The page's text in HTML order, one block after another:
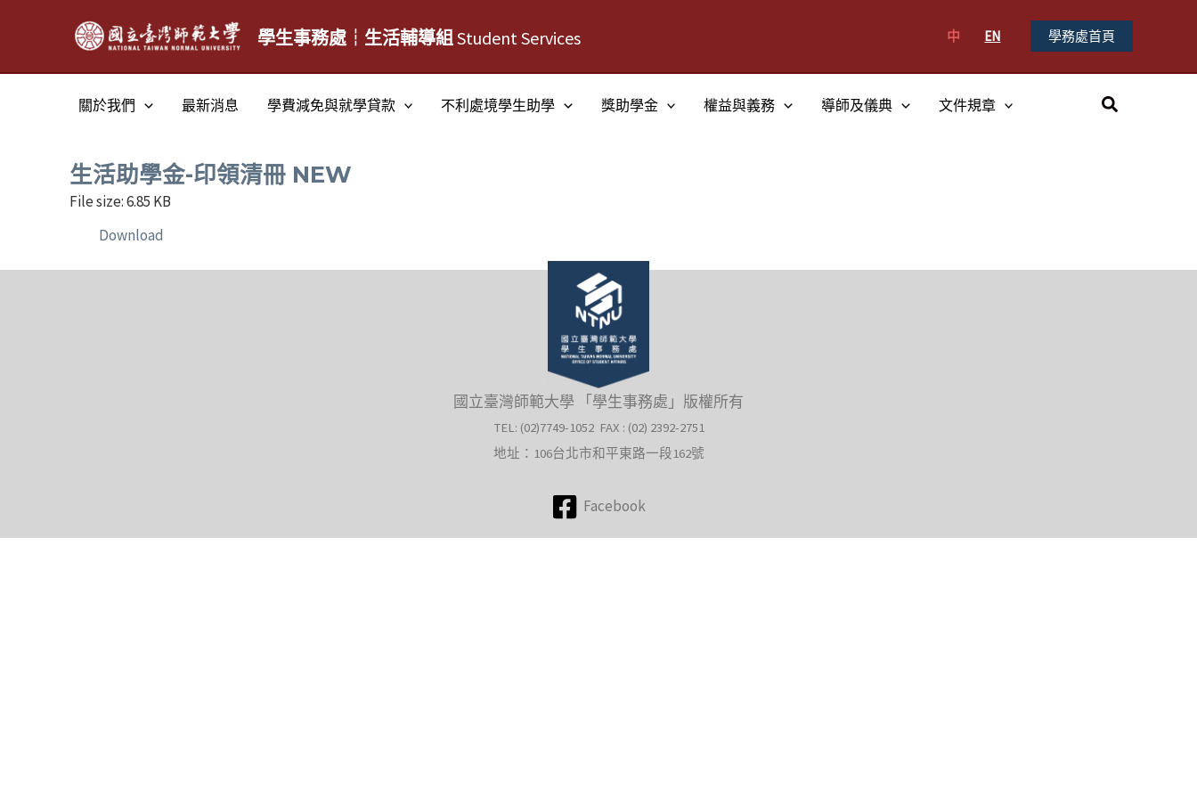
學生事務處┆生活輔導組Student Services 中 EN 學務處首頁
關於我們 最新消息 學費減免與就學貸款 不利處境學生助學 獎助學金 權益與義務 導師及儀典 文件規章
搜
生活助學金-印領清冊 NEW
File size: 6.85 KB
Download
國立臺灣師範大學 「學生事務處」版權所有
TEL: (02)7749-1052 FAX : (02) 2392-2751
地址：106台北市和平東路一段162號
Facebook